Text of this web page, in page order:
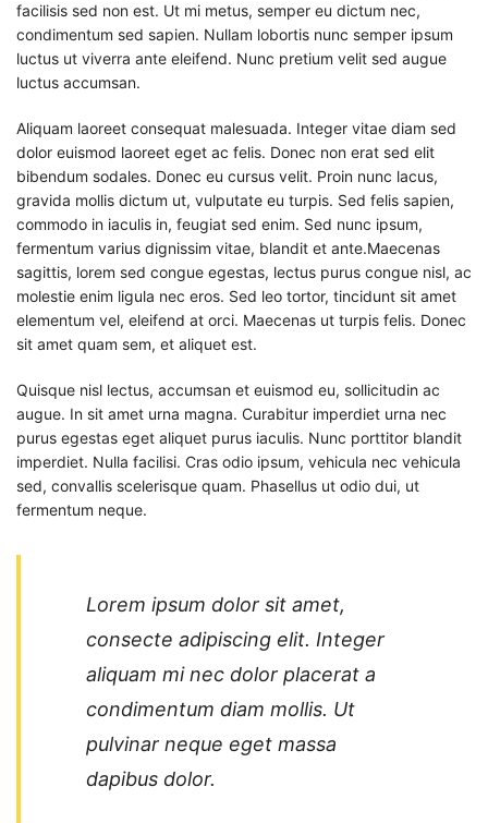
facilisis sed non est. Ut mi metus, semper eu dictum nec,
condimentum sed sapien. Nullam lobortis nunc semper ipsum
luctus ut viverra ante eleifend. Nunc pretium velit sed augue
luctus accumsan.
Aliquam laoreet consequat malesuada. Integer vitae diam sed
dolor euismod laoreet eget ac felis. Donec non erat sed elit
bibendum sodales. Donec eu cursus velit. Proin nunc lacus,
gravida mollis dictum ut, vulputate eu turpis. Sed felis sapien,
commodo in iaculis in, feugiat sed enim. Sed nunc ipsum,
fermentum varius dignissim vitae, blandit et ante.Maecenas
sagittis, lorem sed congue egestas, lectus purus congue nisl, ac
molestie enim ligula nec eros. Sed leo tortor, tincidunt sit amet
elementum vel, eleifend at orci. Maecenas ut turpis felis. Donec
sit amet quam sem, et aliquet est.
Quisque nisl lectus, accumsan et euismod eu, sollicitudin ac
augue. In sit amet urna magna. Curabitur imperdiet urna nec
purus egestas eget aliquet purus iaculis. Nunc porttitor blandit
imperdiet. Nulla facilisi. Cras odio ipsum, vehicula nec vehicula
sed, convallis scelerisque quam. Phasellus ut odio dui, ut
fermentum neque.
Lorem ipsum dolor sit amet,
consecte adipiscing elit. Integer
aliquam mi nec dolor placerat a
condimentum diam mollis. Ut
pulvinar neque eget massa
dapibus dolor.